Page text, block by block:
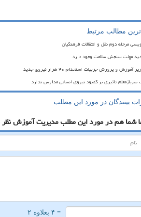
ترین مطالب مرتبط
مرحله دوم نقل و انتقالات فرهنگیان
مهلت سنجش سلامت وجود دارد
و پرورش جزییات استخدام ۴۰ هزار نیروی جدید
تاثیری بر کمبود نیروی انسانی مدارس ندارد
بینندگان در مورد این مطلب
شما همدر مورد این مطلب مدیریت آموزش
= ۴ بعلاوه ۲